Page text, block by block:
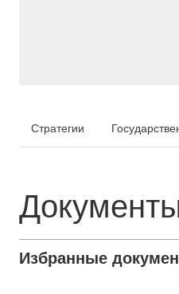
Стратегии
Избранные